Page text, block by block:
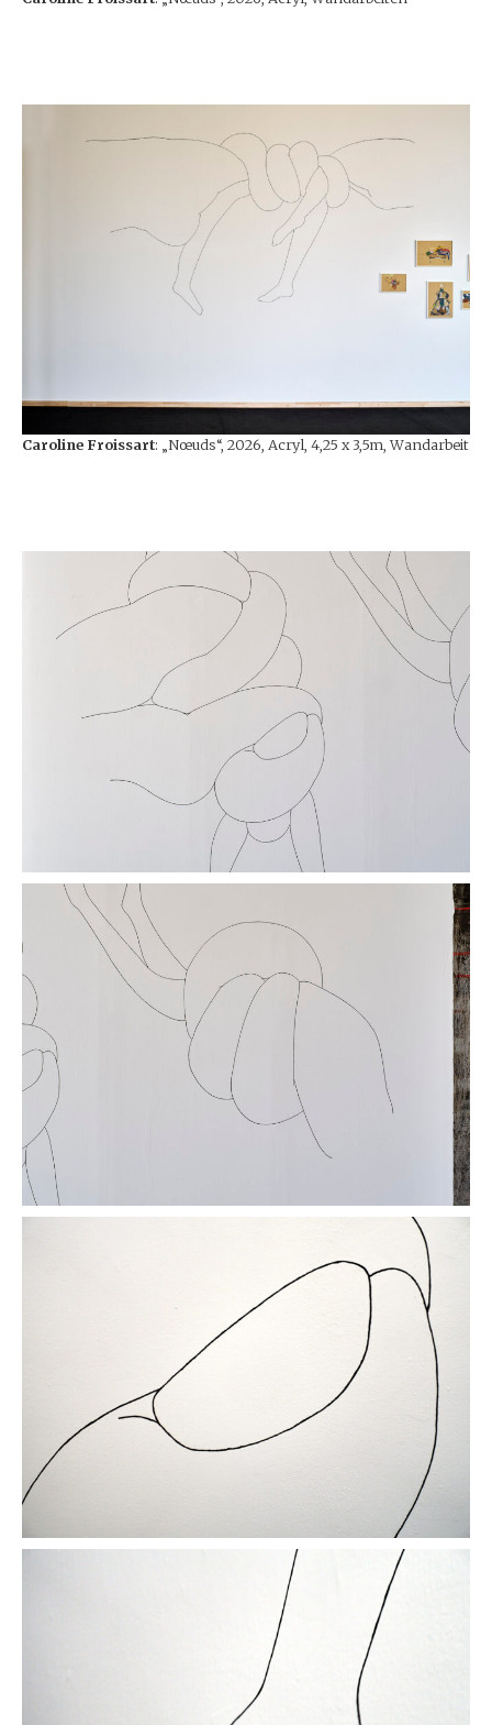
Caroline Froissart: „Nœuds“, 2026, Acryl, 4,25 x 3,5m, Wandarbeit